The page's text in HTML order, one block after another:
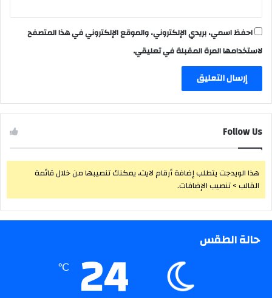
احفظ اسمي، بريدي الإلكتروني، والموقع الإلكتروني في هذا المتصفح
لاستخدامها المرة المقبلة في تعليقي.
Follow Us
هذا الويدجت يتطلب إضافة أرقام لايت، يمكنك تنصيبها من خلال قائمة
القالب > تنصيب الإضافات.
حالة الطقس 24
℃